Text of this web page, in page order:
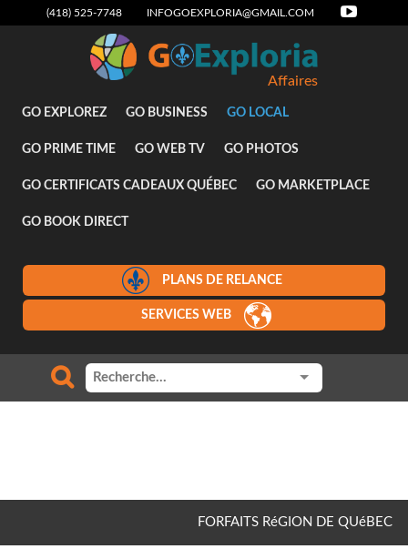
(418) 525-7748 INFOGOEXPLORIA@GMAIL.COM
Affaires
GO EXPLOREZ GO BUSINESS GO LOCAL
GO PRIME TIME GO WEB TV GO PHOTOS
GO CERTIFICATS CADEAUX QUÉBEC GO MARKETPLACE
GO BOOK DIRECT
PLANS DE RELANCE
SERVICES WEB
FORFAITS RéGION DE QUéBEC